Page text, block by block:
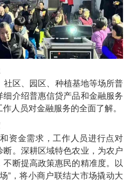
社区、园区、种植基地等场所普
介绍普惠信贷产品和金融服务
人员对金融服务的全面了解。
资金需求，工作人员进行点对
。深耕区域特色农业，为农户
断提高政策惠民的精准度。以
”，将小商户联结大市场撬动大